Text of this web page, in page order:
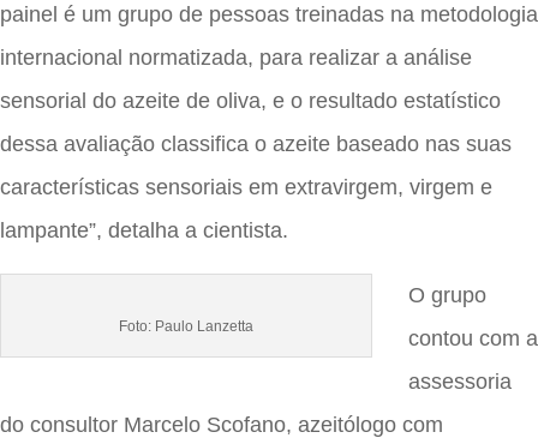
painel é um grupo de pessoas treinadas na metodologia
internacional normatizada, para realizar a análise
sensorial do azeite de oliva, e o resultado estatístico
dessa avaliação classifica o azeite baseado nas suas
características sensoriais em extravirgem, virgem e
lampante”, detalha a cientista.
Foto: Paulo Lanzetta
O grupo
contou com a
assessoria
do consultor Marcelo Scofano, azeitólogo com